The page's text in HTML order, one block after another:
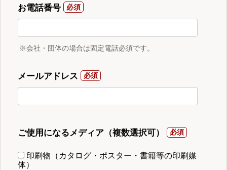
お電話番号
※会社・団体の場合は固定電話必須です。
メールアドレス
ご使用になるメディア（複数選択可）
印刷物（カタログ・ポスター・書籍等の印刷媒
体）